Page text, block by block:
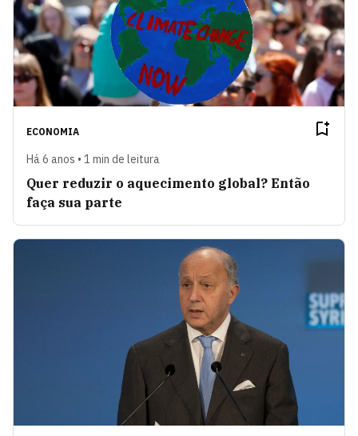
ECONOMIA
Há 6 anos • 1 min de leitura
Quer reduzir o aquecimento global? Então
faça sua parte